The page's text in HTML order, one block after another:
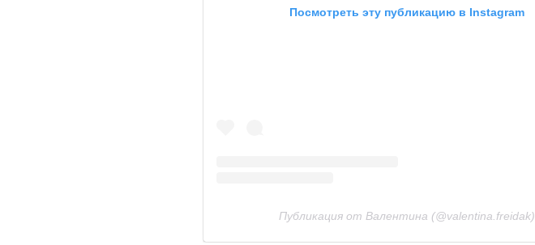
Посмотреть эту публикацию в Instagram
Публикация от Валентина (@valentina.freidak)